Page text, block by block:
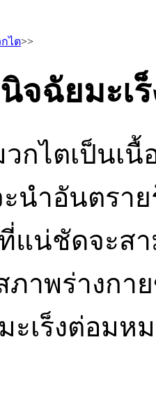
ไต>>
จฉัยมะเ
กไตเป็นเ
นำอันตรา
แน่ชัดจะส
ภาพร่างกา
เร็งต่อมห